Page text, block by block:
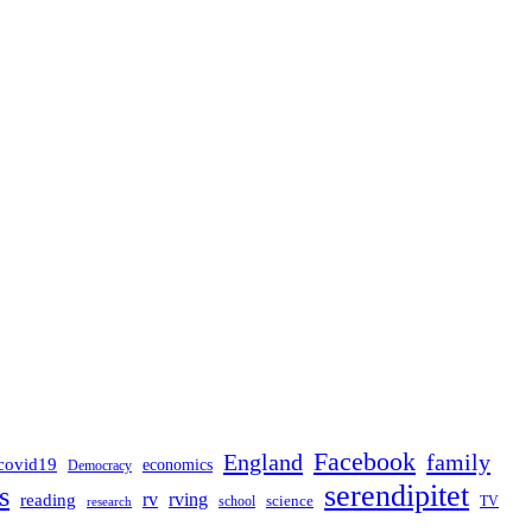
Democracy economics England Facebook family
reading research rv rving school science serendipitet TV